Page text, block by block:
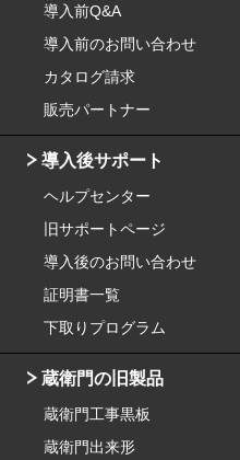
導入前Q&A
導入前のお問い合わせ
カタログ請求
販売パートナー
導入後サポート
ヘルプセンター
旧サポートページ
導入後のお問い合わせ
証明書一覧
下取りプログラム
蔵衛門の旧製品
蔵衛門工事黒板
蔵衛門出来形